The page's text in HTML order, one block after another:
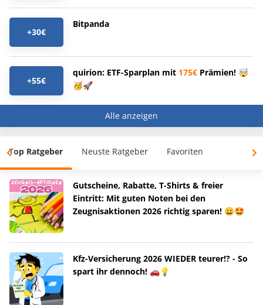
+30€
Bitpanda
+55€
quirion: ETF-Sparplan mit 175€ Prämien! 🤯
🥳🚀
Alle anzeigen
Top Ratgeber Neuste Ratgeber Favoriten
Gutscheine, Rabatte, T-Shirts & freier
Eintritt: Mit guten Noten bei den
Zeugnisaktionen 2026 richtig sparen! 😀🤩
Kfz-Versicherung 2026 WIEDER teurer!? - So
spart ihr dennoch! 🚗💡